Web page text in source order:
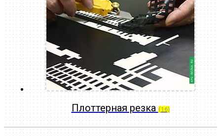
Плоттерная резка (16)